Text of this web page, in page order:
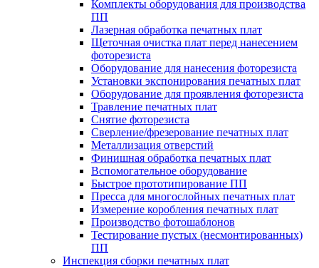
Комплекты оборудования для производства
ПП
Лазерная обработка печатных плат
Щеточная очистка плат перед нанесением
фоторезиста
Оборудование для нанесения фоторезиста
Установки экспонирования печатных плат
Оборудование для проявления фоторезиста
Травление печатных плат
Снятие фоторезиста
Сверление/фрезерование печатных плат
Металлизация отверстий
Финишная обработка печатных плат
Вспомогательное оборудование
Быстрое прототипирование ПП
Пресса для многослойных печатных плат
Измерение коробления печатных плат
Производство фотошаблонов
Тестирование пустых (несмонтированных)
ПП
Инспекция сборки печатных плат